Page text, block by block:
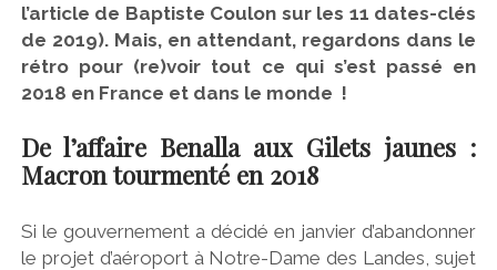
l’article de Baptiste Coulon sur les 11 dates-clés
de 2019). Mais, en attendant, regardons dans le
rétro pour (re)voir tout ce qui s’est passé en
2018 en France et dans le monde !
De l’affaire Benalla aux Gilets jaunes :
Macron tourmenté en 2018
Si le gouvernement a décidé en janvier d’abandonner
le projet d’aéroport à Notre-Dame des Landes, sujet